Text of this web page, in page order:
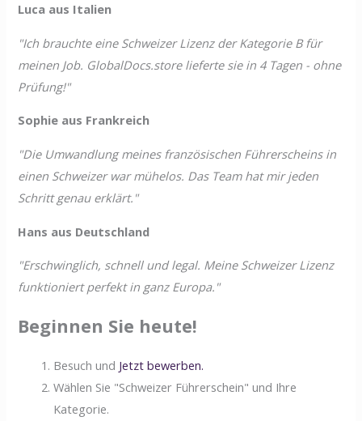
Luca aus Italien
"Ich brauchte eine Schweizer Lizenz der Kategorie B für
meinen Job. GlobalDocs.store lieferte sie in 4 Tagen - ohne
Prüfung!"
Sophie aus Frankreich
"Die Umwandlung meines französischen Führerscheins in
einen Schweizer war mühelos. Das Team hat mir jeden
Schritt genau erklärt."
Hans aus Deutschland
"Erschwinglich, schnell und legal. Meine Schweizer Lizenz
funktioniert perfekt in ganz Europa."
Beginnen Sie heute!
Besuch und Jetzt bewerben.
Wählen Sie "Schweizer Führerschein" und Ihre
Kategorie.